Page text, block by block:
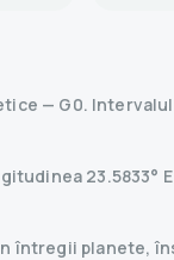
— G0.
întregii